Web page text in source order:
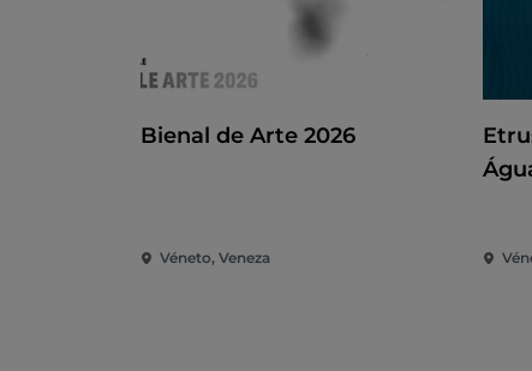
Bienal de Arte 2026
Véneto, Veneza